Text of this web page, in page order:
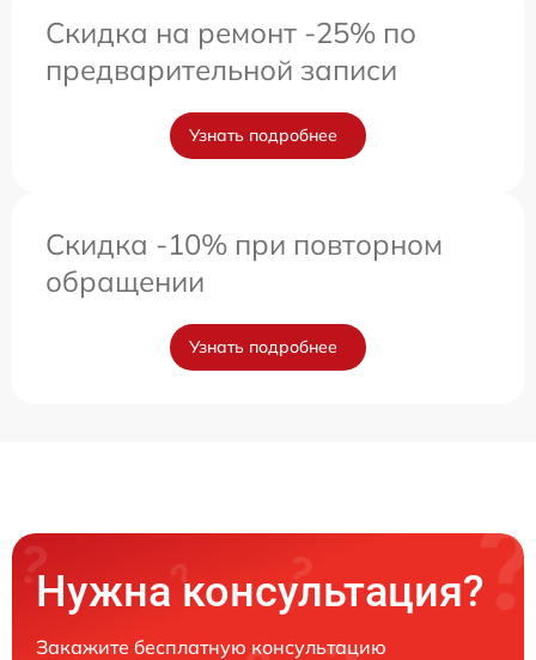
Скидка на ремонт -25% по
предварительной записи
Узнать подробнее
Скидка -10% при повторном
обращении
Узнать подробнее
Нужна консультация?
Закажите бесплатную консультацию